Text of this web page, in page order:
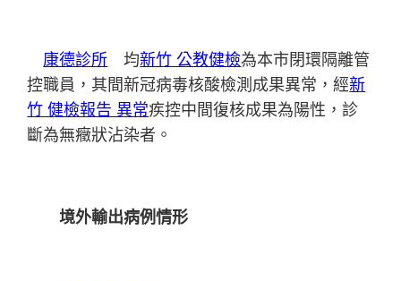
康德診所 均新竹 公教健檢為本市閉環隔離管
控職員，其間新冠病毒核酸檢測成果異常，經新
竹 健檢報告 異常疾控中間復核成果為陽性，診
斷為無癥狀沾染者。
境外輸出病例情形